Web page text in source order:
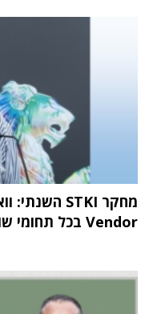
Vendor בכל תחומי שוק ה-IT